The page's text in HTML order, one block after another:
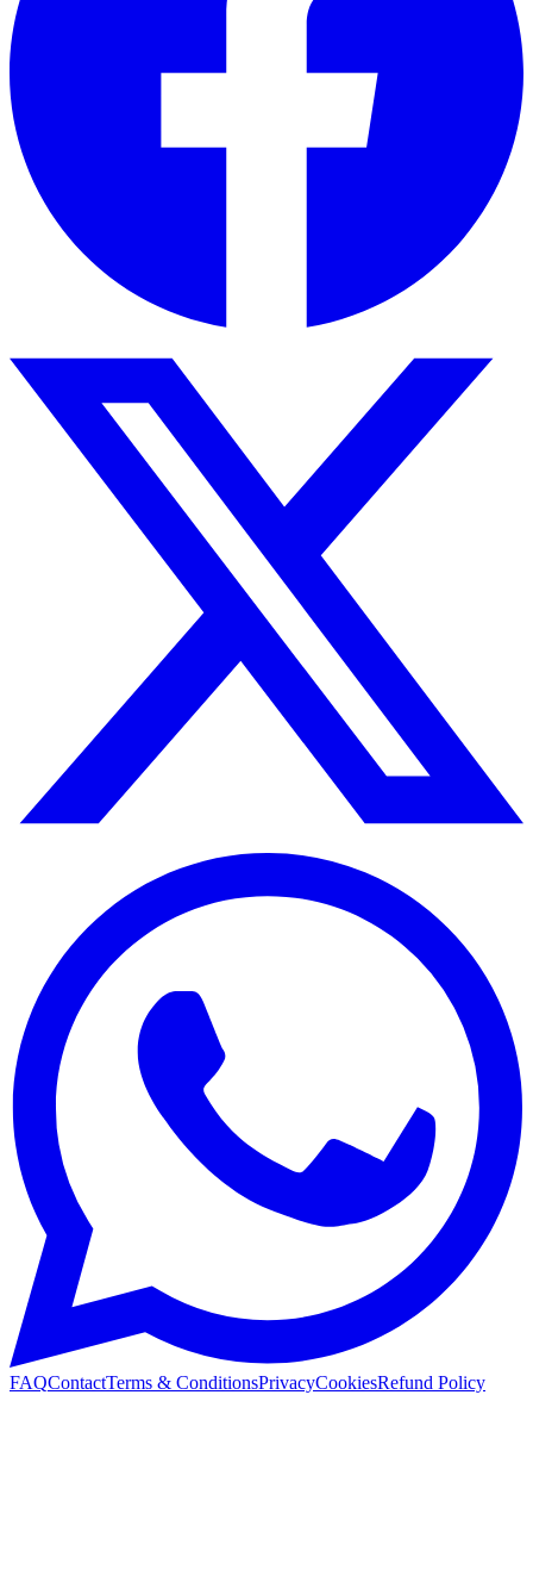
FAQContactTerms & ConditionsPrivacyCookiesRefund Policy